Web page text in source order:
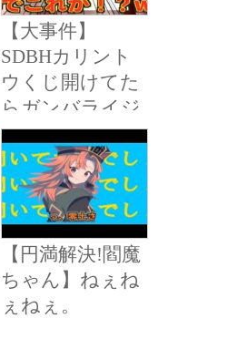
→数ヶ月後、交
流会で同僚に遭
遇「彼女と結婚
することになっ
たからｗ」立場
逆転【マンガ動
画】
【大事件】
SDBHカリント
ウくじ開けてた
らガンバライジ
ングのパック入
ってたんだけ
ど！？
wwwww【SDBH
】
【円満解決!閻魔
ちゃん】ねぇね
ぇねぇ。